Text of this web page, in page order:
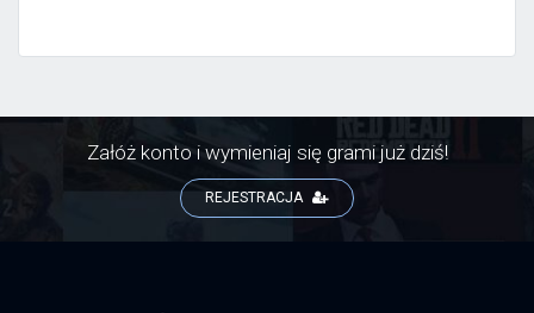
Załóż konto i wymieniaj się grami już dziś!
REJESTRACJA